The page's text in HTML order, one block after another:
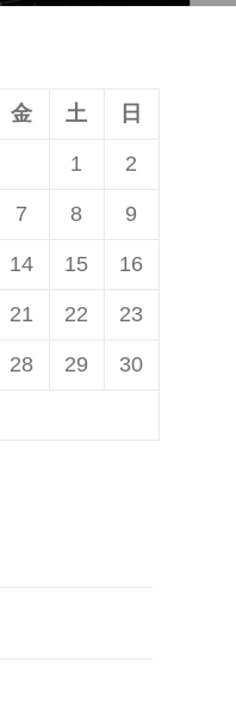
金 土 日
1 2
7 8 9
14 15 16
21 22 23
28 29 30